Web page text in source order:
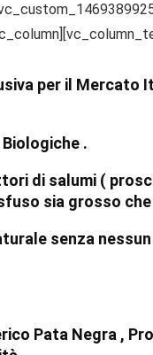
per il Mercato
.
di salumi (
sia grosso
senza
Pata Negra ,